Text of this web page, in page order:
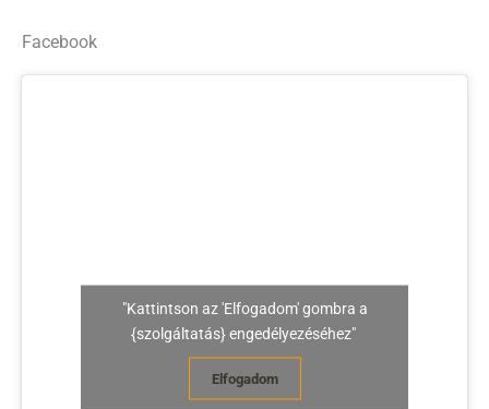
Facebook
"Kattintson az 'Elfogadom' gombra a
{szolgáltatás} engedélyezéséhez"
Elfogadom